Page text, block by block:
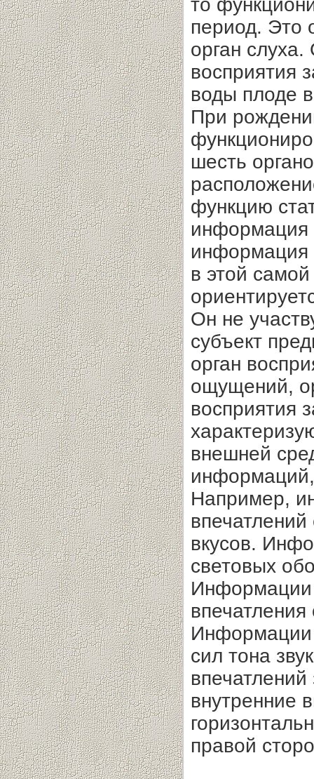
то
период. Это
орган
восприятия
воды плоде
При
шесть
функцию
информация
информация
в этой
Он не
субъект
орган
ощущений,
восприятия
внешней
Например,
впечатлений
вкусов.
световых
Информации
Информации
сил тона
внутренние
правой